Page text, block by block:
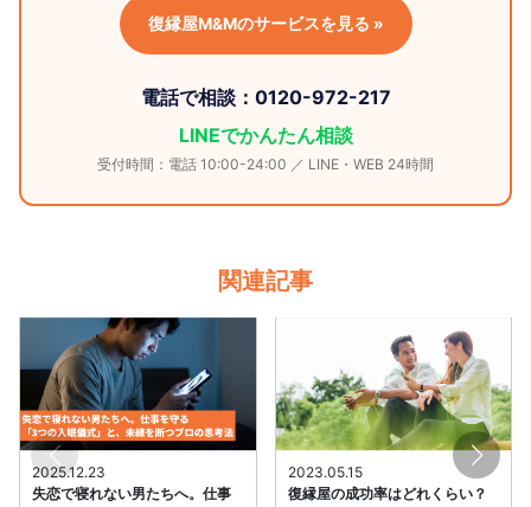
復縁屋M&Mのサービスを見る »
電話で相談：0120-972-217
LINEでかんたん相談
受付時間：電話 10:00-24:00 ／ LINE・WEB 24時間
関連記事
2025.12.23
失恋で寝れない男たちへ。仕事
2023.05.15
復縁屋の成功率はどれくらい？